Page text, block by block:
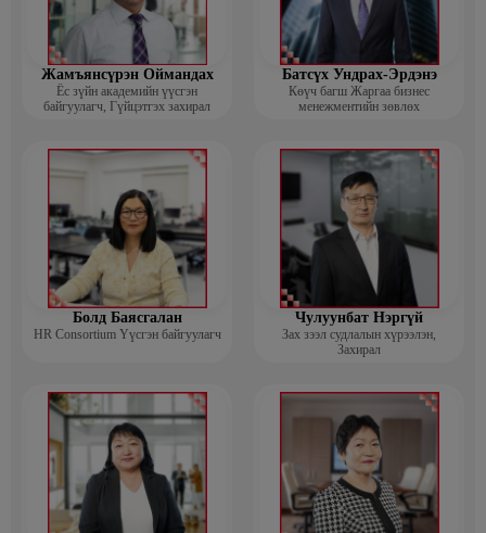
Жамъянсүрэн Оймандах
Ёс зүйн академийн үүсгэн
байгуулагч, Гүйцэтгэх захирал
Батсүх Ундрах-Эрдэнэ
Көүч багш Жаргаа бизнес
менежментийн зөвлөх
Болд Баясгалан
HR Consortium Үүсгэн байгуулагч
Чулуунбат Нэргүй
Зах зээл судлалын хүрээлэн,
Захирал